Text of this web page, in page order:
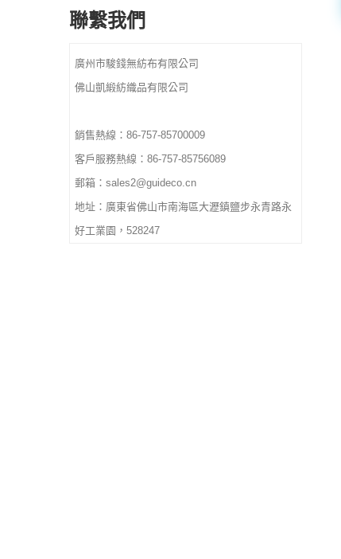
和訂單後 10-15 天
Pantone顏色依顧客要求
交貨時間：確認最終藝術品
聯繫我們
廣州市駿錢無紡布有限公司
佛山凱緞紡織品有限公司
銷售熱線：86-757-85700009
客戶服務熱線：86-757-85756089
郵箱：sales2@guideco.cn
地址：廣東省佛山市南海區大瀝鎮鹽步永青路永
好工業園，528247